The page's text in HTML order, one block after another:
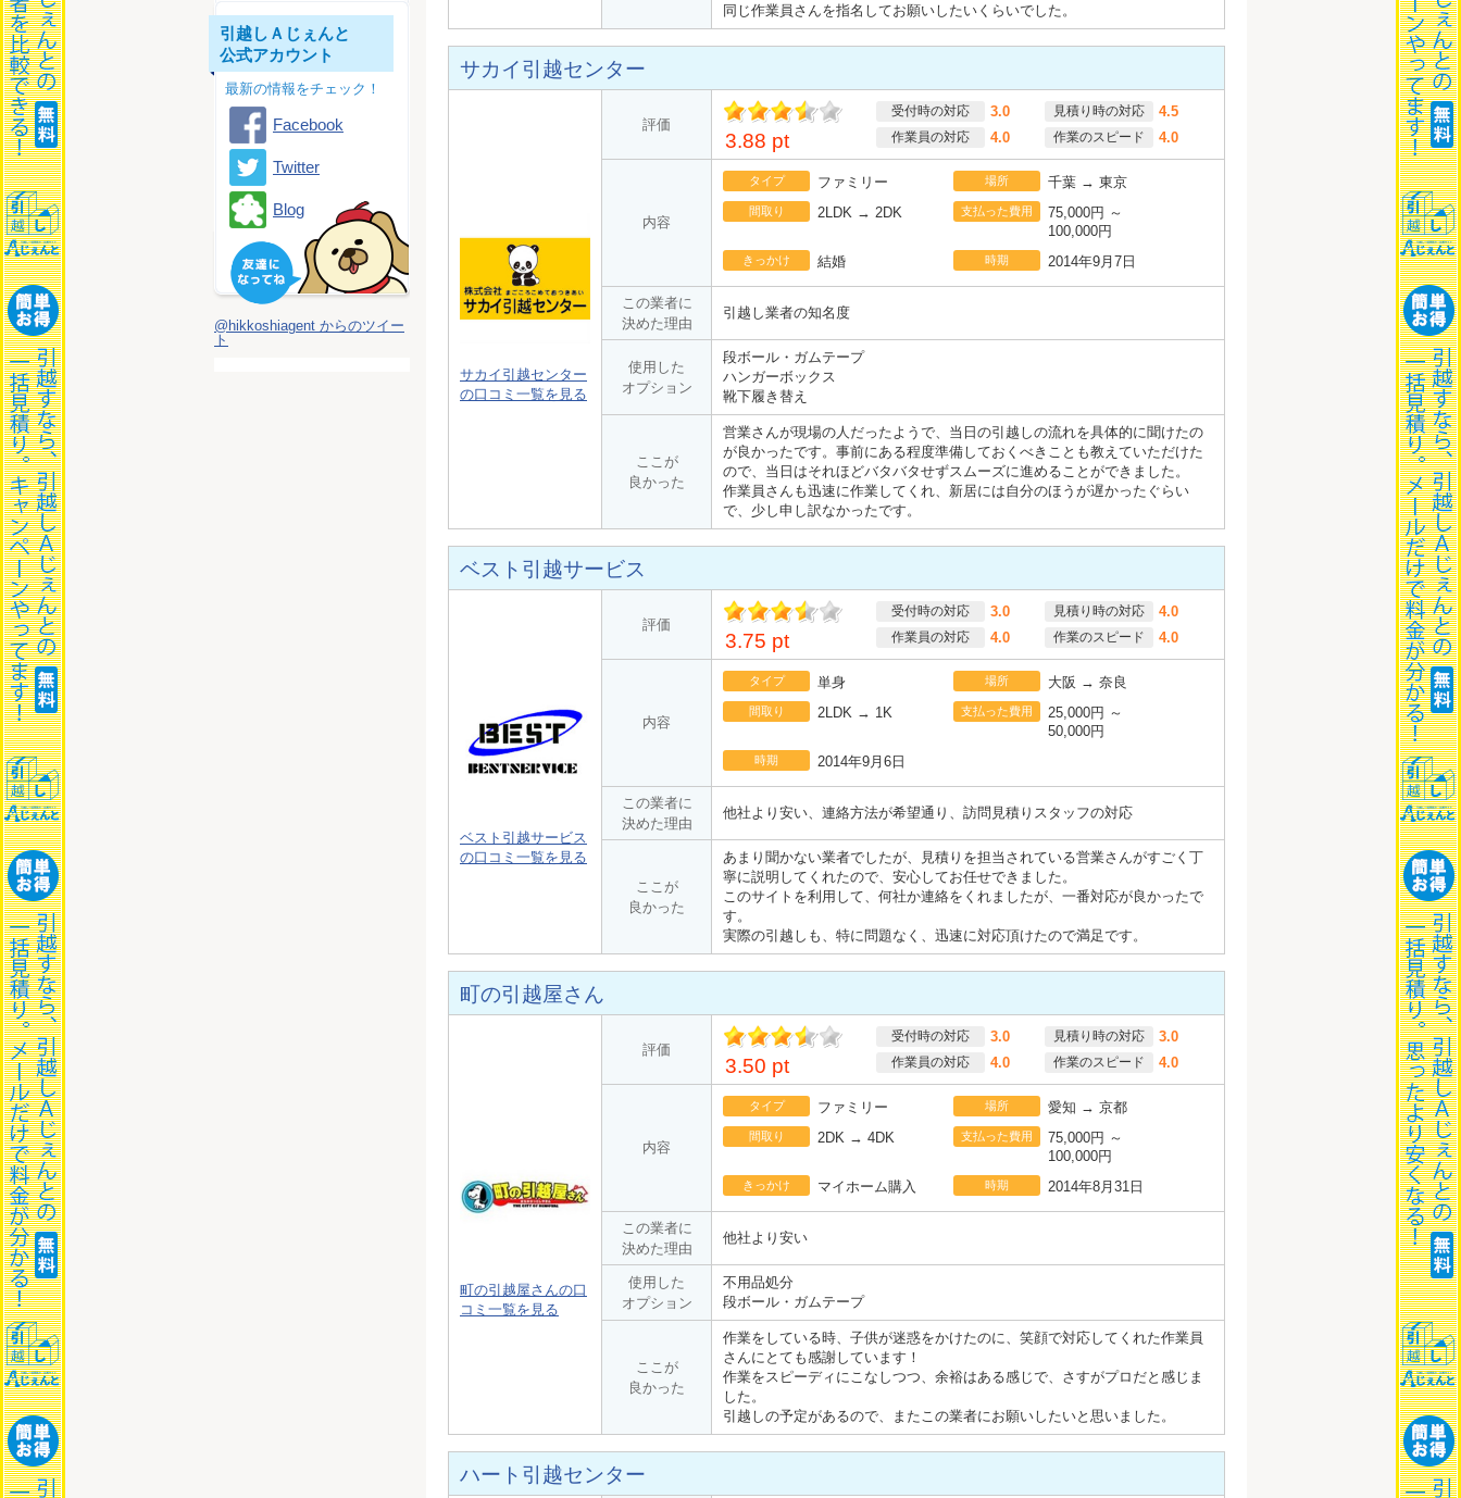
同じ作業員さんを指名してお願いしたいくらいでした。
サカイ引越センター
サカイ引越センター
の口コミ一覧を見る
評価
ポ
イント
3.88 pt
受付時の対応 3.0 見積り時の対応 4.5
作業員の対応 4.0 作業のスピード 4.0
内容
タイプ ファミリー 場所 千葉 → 東京
間取り 2LDK → 2DK 支払った費用
75,000円 ～
100,000円
きっかけ 結婚 時期 2014年9月7日
この業者に
決めた理由
引越し業者の知名度
使用した
オプション
段ボール・ガムテープ
ハンガーボックス
靴下履き替え
ここが
良かった
営業さんが現場の人だったようで、当日の引越しの流れを具体的に聞けたの
が良かったです。事前にある程度準備しておくべきことも教えていただけた
ので、当日はそれほどバタバタせずスムーズに進めることができました。
作業員さんも迅速に作業してくれ、新居には自分のほうが遅かったぐらい
で、少し申し訳なかったです。
ベスト引越サービス
ベスト引越サービス
の口コミ一覧を見る
評価
ポ
イント
3.75 pt
受付時の対応 3.0 見積り時の対応 4.0
作業員の対応 4.0 作業のスピード 4.0
内容
タイプ 単身 場所 大阪 → 奈良
間取り 2LDK → 1K 支払った費用
25,000円 ～
50,000円
時期 2014年9月6日
この業者に
決めた理由
他社より安い、連絡方法が希望通り、訪問見積りスタッフの対応
ここが
良かった
あまり聞かない業者でしたが、見積りを担当されている営業さんがすごく丁
寧に説明してくれたので、安心してお任せできました。
このサイトを利用して、何社か連絡をくれましたが、一番対応が良かったで
す。
実際の引越しも、特に問題なく、迅速に対応頂けたので満足です。
町の引越屋さん
町の引越屋さんの口
コミ一覧を見る
評価
ポ
イント
3.50 pt
受付時の対応 3.0 見積り時の対応 3.0
作業員の対応 4.0 作業のスピード 4.0
内容
タイプ ファミリー 場所 愛知 → 京都
間取り 2DK → 4DK 支払った費用
75,000円 ～
100,000円
きっかけ マイホーム購入 時期 2014年8月31日
この業者に
決めた理由
他社より安い
使用した
オプション
不用品処分
段ボール・ガムテープ
ここが
良かった
作業をしている時、子供が迷惑をかけたのに、笑顔で対応してくれた作業員
さんにとても感謝しています！
作業をスピーディにこなしつつ、余裕はある感じで、さすがプロだと感じま
した。
引越しの予定があるので、またこの業者にお願いしたいと思いました。
ハート引越センター
引越しＡじぇんと
公式アカウント
最新の情報をチェック！
Facebook
Twitter
Blog
@hikkoshiagent からのツイー
ト